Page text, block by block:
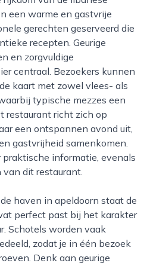
een warme en gastvrije
gerechten geserveerd die
recepten. Geurige
en zorgvuldige
centraal. Bezoekers kunnen
kaart met zowel vlees- als
typische mezzes een
restaurant richt zich op
een ontspannen avond uit,
gastvrijheid samenkomen.
informatie, evenals
dit restaurant.
perfect past bij het karakter
Schotels worden vaak
zodat je in één bezoek
Denk aan geurige